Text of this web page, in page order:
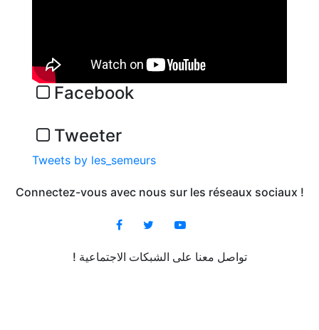
Facebook
Tweeter
Tweets by les_semeurs
Connectez-vous avec nous sur les réseaux sociaux !
! تواصل معنا على الشبكات الاجتماعية